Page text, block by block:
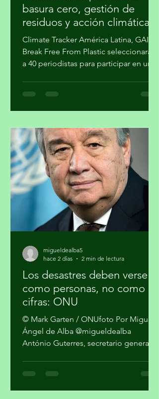
Convocatoria para cubrir
basura cero, gestión de
residuos y acción climática
Climate Tracker América Latina, GAIA y
Break Free From Plastic seleccionarán
programa de formación sobre la
en la agenda climática. Al finalizar el
proceso, cuatro participantes recibirán
mentoría editorial y un incentivo
económico para producir reportajes
sobre esta temática. La forma en que
se gestionan los residuos tiene
implicaciones directas para el cambio
climático, la salud pública y la just
Los desastres deben verse
como personas, no como
cifras: ONU
© Mark Garten / ONUfoto Por Miguel
Ángel de Alba @migueldealba
de la Organización de las Naciones
con enfoque humano frente a la
hace 2 días
2 min de lectura